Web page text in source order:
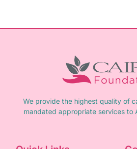
We provide the highest quality of
mandated appropriate services to